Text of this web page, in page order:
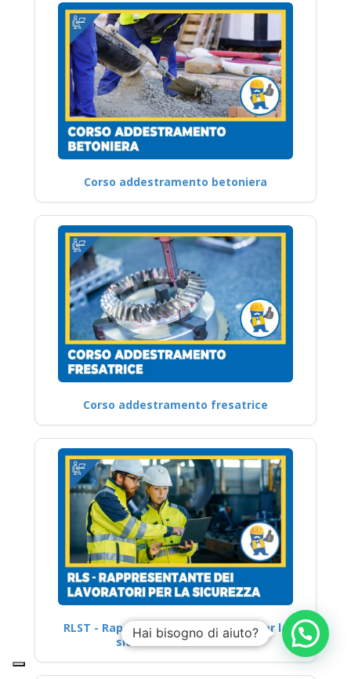
Corso addestramento betoniera
Corso addestramento fresatrice
RLST - Rappresentante lavoratori per la
sicurezza territoriale
Hai bisogno di aiuto?